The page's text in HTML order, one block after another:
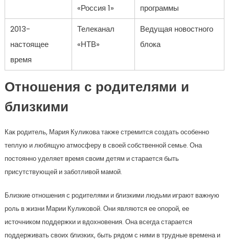
«Россия 1»
программы
2013-
настоящее
время
Телеканал
«НТВ»
Ведущая новостного
блока
Отношения с родителями и
близкими
Как родитель, Мария Куликова также стремится создать особенно
теплую и любящую атмосферу в своей собственной семье. Она
постоянно уделяет время своим детям и старается быть
присутствующей и заботливой мамой.
Близкие отношения с родителями и близкими людьми играют важную
роль в жизни Марии Куликовой. Они являются ее опорой, ее
источником поддержки и вдохновения. Она всегда старается
поддерживать своих близких, быть рядом с ними в трудные времена и